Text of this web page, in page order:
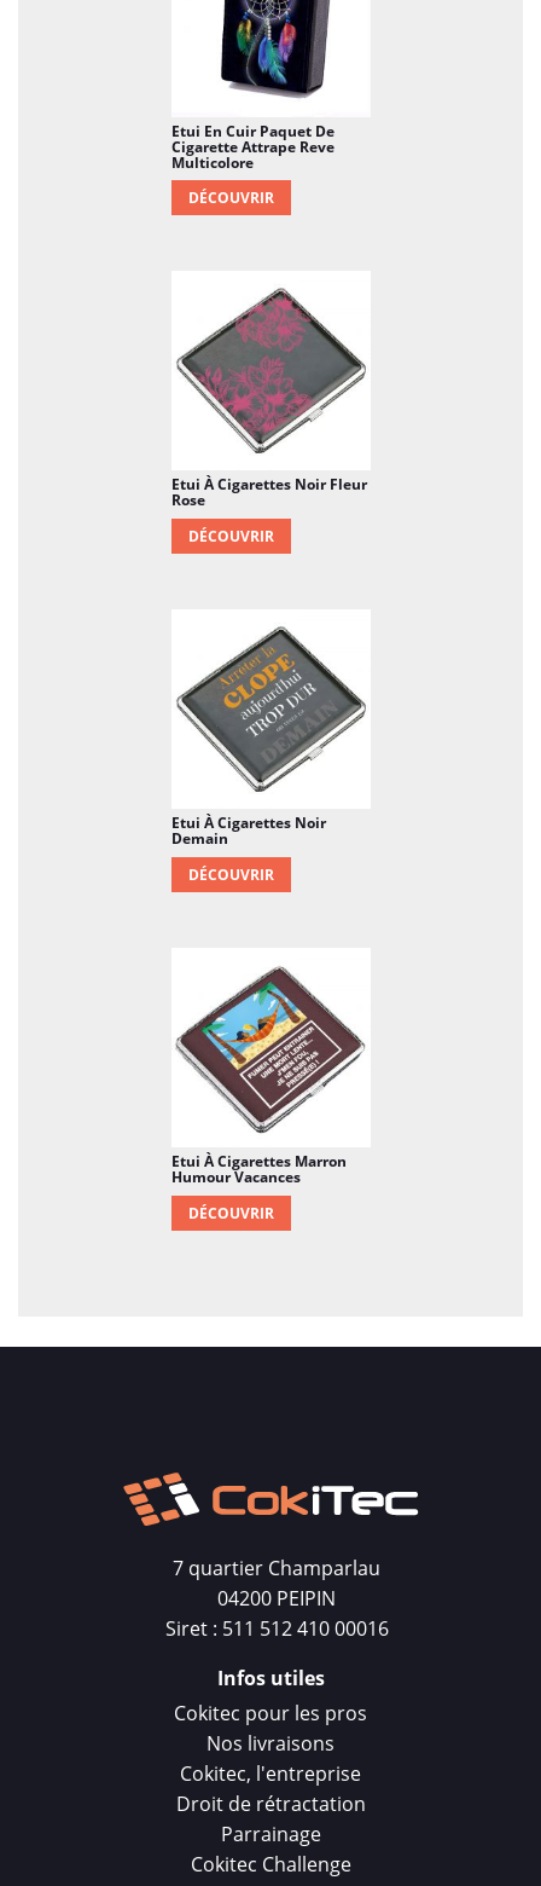
Etui En Cuir Paquet De
Cigarette Attrape Reve
Multicolore
DÉCOUVRIR
Etui À Cigarettes Noir Fleur
Rose
DÉCOUVRIR
Etui À Cigarettes Noir
Demain
DÉCOUVRIR
Etui À Cigarettes Marron
Humour Vacances
DÉCOUVRIR
7 quartier Champarlau
04200 PEIPIN
Siret : 511 512 410 00016
Infos utiles
Cokitec pour les pros
Nos livraisons
Cokitec, l'entreprise
Droit de rétractation
Parrainage
Cokitec Challenge